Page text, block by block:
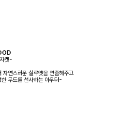
켓-
자연스러운 실루엣을 연출해주고
무드를 선사하는 아우터-